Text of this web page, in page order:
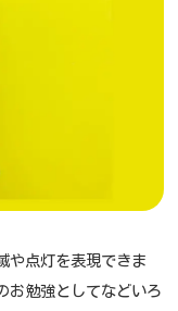
点灯を表現できま
お勉強としてなどいろ